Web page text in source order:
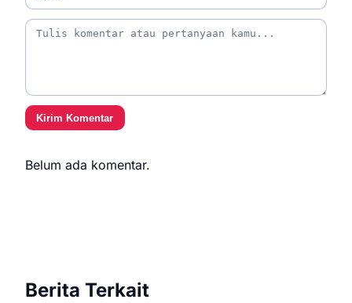
Kirim Komentar
Belum ada komentar.
Berita Terkait